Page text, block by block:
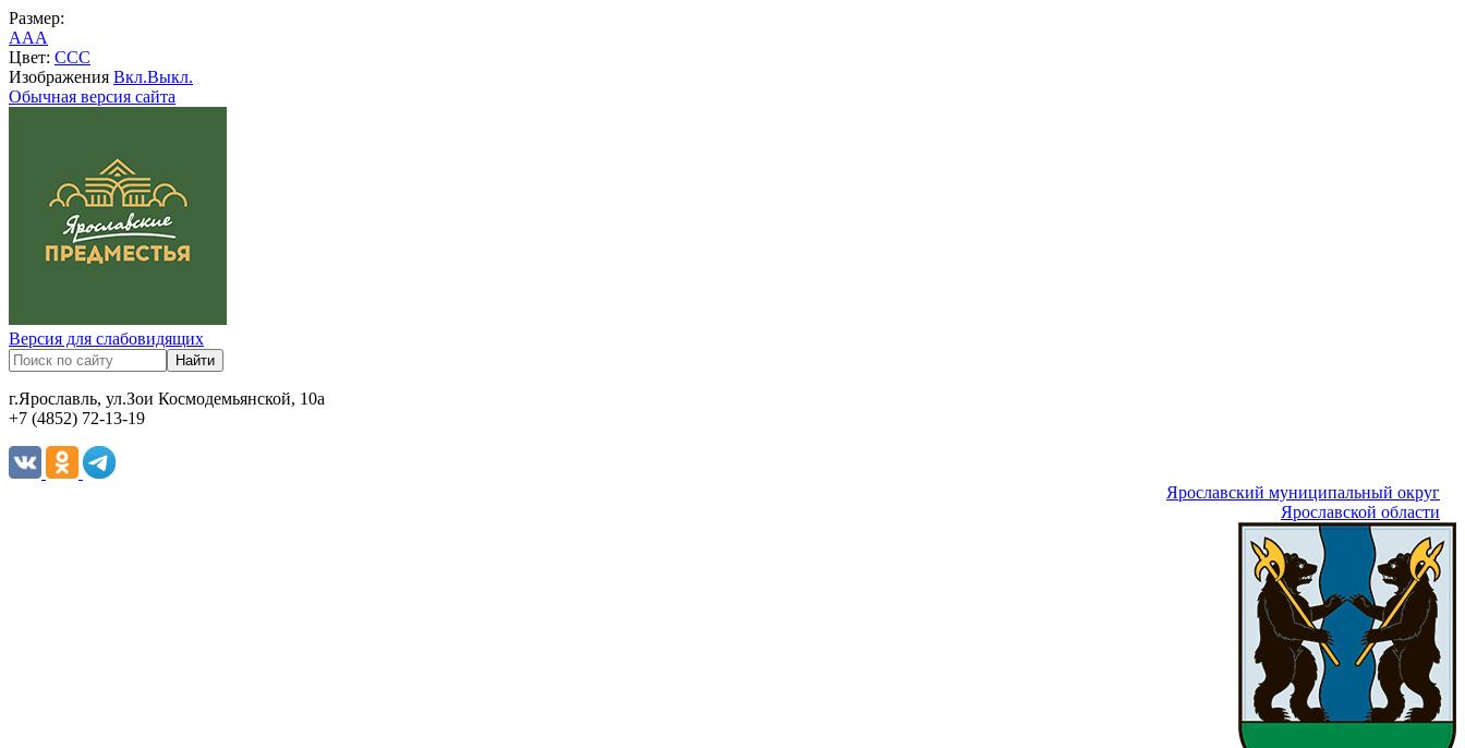
Размер:
AAA
Цвет: CCC
Изображения Вкл.Выкл.
Обычная версия сайта
Версия для слабовидящих
г.Ярославль, ул.Зои Космодемьянской, 10а
+7 (4852) 72-13-19
Ярославский муниципальный округ
Ярославской области